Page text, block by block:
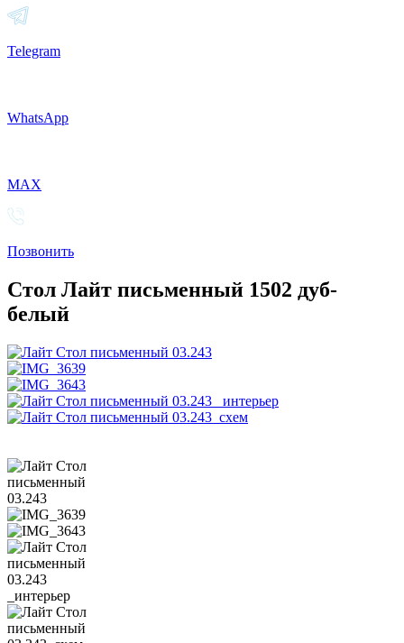
Telegram
WhatsApp
MAX
Позвонить
Стол Лайт письменный 1502 дуб-
белый